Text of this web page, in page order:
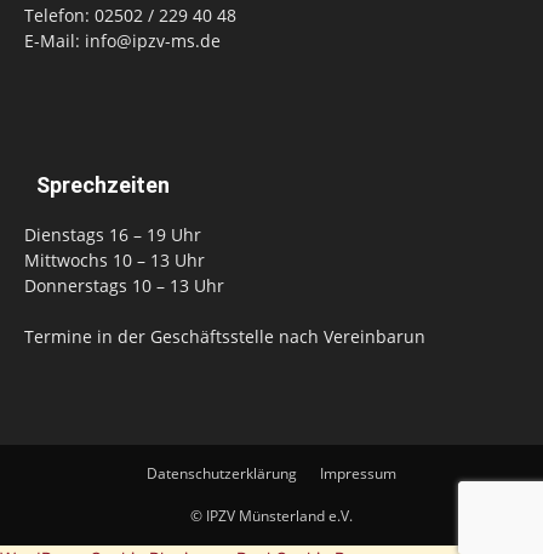
Telefon: 02502 / 229 40 48
E-Mail: info@ipzv-ms.de
Sprechzeiten
Dienstags 16 – 19 Uhr
Mittwochs 10 – 13 Uhr
Donnerstags 10 – 13 Uhr
Termine in der Geschäftsstelle nach Vereinbarun
Datenschutzerklärung Impressum
© IPZV Münsterland e.V.